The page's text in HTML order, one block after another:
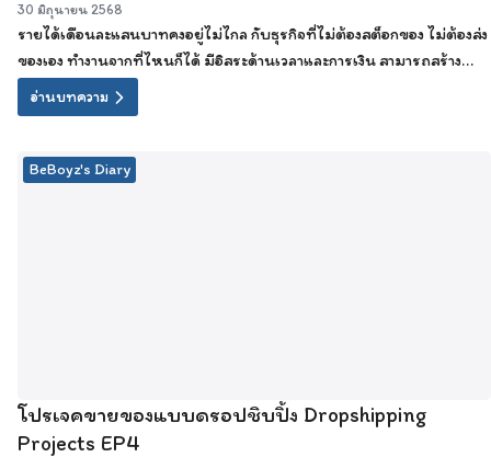
30 มิถุนายน 2568
รายได้เดือนละแสนบาทคงอยู่ไม่ไกล กับธุรกิจที่ไม่ต้องสต็อกของ ไม่ต้องส่ง
ของเอง ทำงานจากที่ไหนก็ได้ มีอิสระด้านเวลาและการเงิน สามารถสร้าง
ฐานะได้ด้วยตัวเอง
อ่านบทความ
BeBoyz's Diary
โปรเจคขายของแบบดรอปชิบปิ้ง Dropshipping
Projects EP4